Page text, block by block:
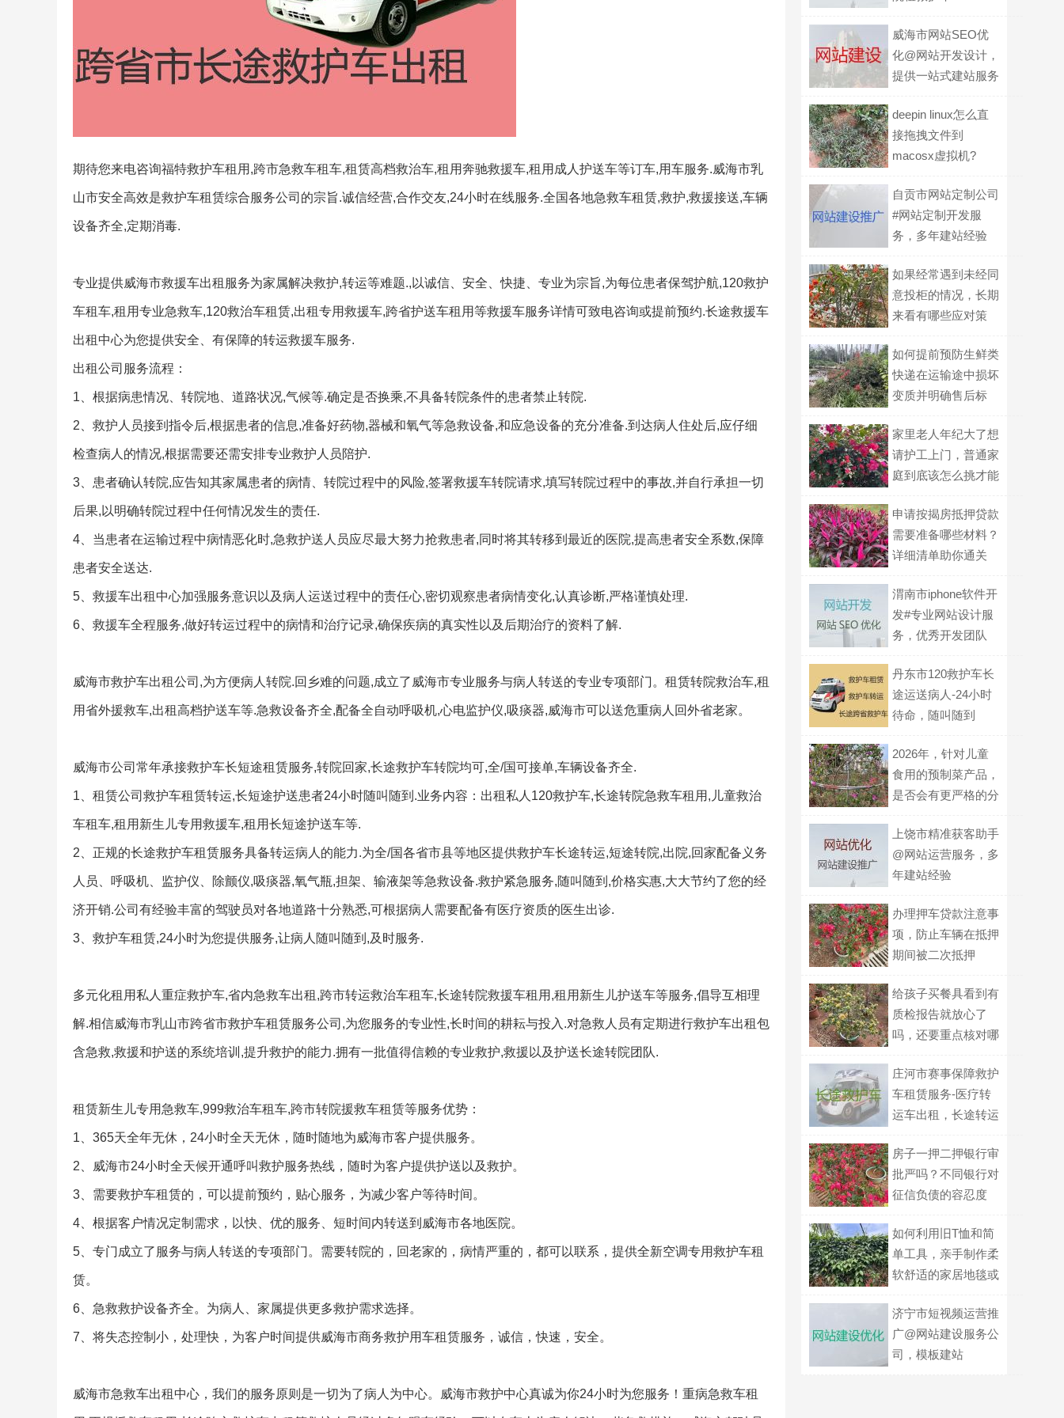
期待您来电咨询福特救护车租用,跨市急救车租车,租赁高档救治车,租用奔驰救援车,租用成人护送车等订车,用车服务.威海市乳
山市安全高效是救护车租赁综合服务公司的宗旨.诚信经营,合作交友,24小时在线服务.全国各地急救车租赁,救护,救援接送,车辆
设备齐全,定期消毒.
专业提供威海市救援车出租服务为家属解决救护,转运等难题.,以诚信、安全、快捷、专业为宗旨,为每位患者保驾护航,120救护
车租车,租用专业急救车,120救治车租赁,出租专用救援车,跨省护送车租用等救援车服务详情可致电咨询或提前预约.长途救援车
出租中心为您提供安全、有保障的转运救援车服务.
出租公司服务流程：
1、根据病患情况、转院地、道路状况,气候等.确定是否换乘,不具备转院条件的患者禁止转院.
2、救护人员接到指令后,根据患者的信息,准备好药物,器械和氧气等急救设备,和应急设备的充分准备.到达病人住处后,应仔细
检查病人的情况,根据需要还需安排专业救护人员陪护.
3、患者确认转院,应告知其家属患者的病情、转院过程中的风险,签署救援车转院请求,填写转院过程中的事故,并自行承担一切
后果,以明确转院过程中任何情况发生的责任.
4、当患者在运输过程中病情恶化时,急救护送人员应尽最大努力抢救患者,同时将其转移到最近的医院,提高患者安全系数,保障
患者安全送达.
5、救援车出租中心加强服务意识以及病人运送过程中的责任心,密切观察患者病情变化,认真诊断,严格谨慎处理.
6、救援车全程服务,做好转运过程中的病情和治疗记录,确保疾病的真实性以及后期治疗的资料了解.
威海市救护车出租公司,为方便病人转院.回乡难的问题,成立了威海市专业服务与病人转送的专业专项部门。租赁转院救治车,租
用省外援救车,出租高档护送车等.急救设备齐全,配备全自动呼吸机,心电监护仪,吸痰器,威海市可以送危重病人回外省老家。
威海市公司常年承接救护车长短途租赁服务,转院回家,长途救护车转院均可,全/国可接单,车辆设备齐全.
1、租赁公司救护车租赁转运,长短途护送患者24小时随叫随到.业务内容：出租私人120救护车,长途转院急救车租用,儿童救治
车租车,租用新生儿专用救援车,租用长短途护送车等.
2、正规的长途救护车租赁服务具备转运病人的能力.为全/国各省市县等地区提供救护车长途转运,短途转院,出院,回家配备义务
人员、呼吸机、监护仪、除颤仪,吸痰器,氧气瓶,担架、输液架等急救设备.救护紧急服务,随叫随到,价格实惠,大大节约了您的经
济开销.公司有经验丰富的驾驶员对各地道路十分熟悉,可根据病人需要配备有医疗资质的医生出诊.
3、救护车租赁,24小时为您提供服务,让病人随叫随到,及时服务.
多元化租用私人重症救护车,省内急救车出租,跨市转运救治车租车,长途转院救援车租用,租用新生儿护送车等服务,倡导互相理
解.相信威海市乳山市跨省市救护车租赁服务公司,为您服务的专业性,长时间的耕耘与投入.对急救人员有定期进行救护车出租包
含急救,救援和护送的系统培训,提升救护的能力.拥有一批值得信赖的专业救护,救援以及护送长途转院团队.
租赁新生儿专用急救车,999救治车租车,跨市转院援救车租赁等服务优势：
1、365天全年无休，24小时全天无休，随时随地为威海市客户提供服务。
2、威海市24小时全天候开通呼叫救护服务热线，随时为客户提供护送以及救护。
3、需要救护车租赁的，可以提前预约，贴心服务，为减少客户等待时间。
4、根据客户情况定制需求，以快、优的服务、短时间内转送到威海市各地医院。
5、专门成立了服务与病人转送的专项部门。需要转院的，回老家的，病情严重的，都可以联系，提供全新空调专用救护车租
赁。
6、急救救护设备齐全。为病人、家属提供更多救护需求选择。
7、将失态控制小，处理快，为客户时间提供威海市商务救护用车租赁服务，诚信，快速，安全。
威海市急救车出租中心，我们的服务原则是一切为了病人为中心。威海市救护中心真诚为你24小时为您服务！重病急救车租
威海市网站SEO优
化@网站开发设计，
提供一站式建站服务
deepin linux怎么直
接拖拽文件到
macosx虚拟机?
自贡市网站定制公司
#网站定制开发服
务，多年建站经验
如果经常遇到未经同
意投柜的情况，长期
来看有哪些应对策
如何提前预防生鲜类
快递在运输途中损坏
变质并明确售后标
家里老人年纪大了想
请护工上门，普通家
庭到底该怎么挑才能
申请按揭房抵押贷款
需要准备哪些材料？
详细清单助你通关
渭南市iphone软件开
发#专业网站设计服
务，优秀开发团队
丹东市120救护车长
途运送病人-24小时
待命，随叫随到
2026年，针对儿童
食用的预制菜产品，
是否会有更严格的分
上饶市精准获客助手
@网站运营服务，多
年建站经验
办理押车贷款注意事
项，防止车辆在抵押
期间被二次抵押
给孩子买餐具看到有
质检报告就放心了
吗，还要重点核对哪
庄河市赛事保障救护
车租赁服务-医疗转
运车出租，长途转运
房子一押二押银行审
批严吗？不同银行对
征信负债的容忍度
如何利用旧T恤和简
单工具，亲手制作柔
软舒适的家居地毯或
济宁市短视频运营推
广@网站建设服务公
司，模板建站